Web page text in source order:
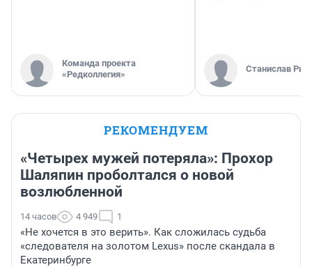
Команда проекта
«Редколлегия»
Станислав
РЕКОМЕНДУЕМ
«Четырех мужей потеряла»: Прохор
Шаляпин проболтался о новой
возлюбленной
14 часов 4 949 1
«Не хочется в это верить». Как сложилась судьба
«следователя на золотом Lexus» после скандала в
Екатеринбурге